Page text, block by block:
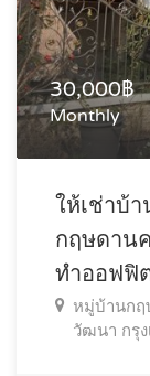
30,000฿
Monthly
ให้เช่าบ้
กฤษดาน
ทำออฟฟิ
หมู่บ้านกฤ
วัฒนา กรุ